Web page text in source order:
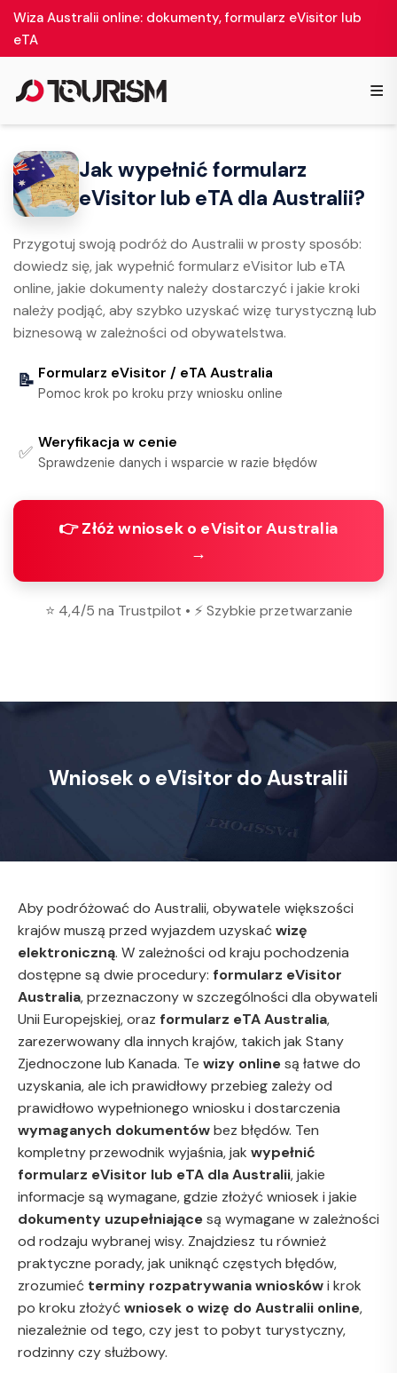
Wiza Australii online: dokumenty, formularz eVisitor lub
eTA
≡
Jak wypełnić formularz
eVisitor lub eTA dla Australii?
Przygotuj swoją podróż do Australii w prosty sposób:
dowiedz się, jak wypełnić formularz eVisitor lub eTA
online, jakie dokumenty należy dostarczyć i jakie kroki
należy podjąć, aby szybko uzyskać wizę turystyczną lub
biznesową w zależności od obywatelstwa.
📝 Formularz eVisitor / eTA Australia
Pomoc krok po kroku przy wniosku online
✅ Weryfikacja w cenie
Sprawdzenie danych i wsparcie w razie błędów
👉 Złóż wniosek o eVisitor Australia
→
⭐ 4,4/5 na Trustpilot • ⚡ Szybkie przetwarzanie
Wniosek o eVisitor do Australii
Aby podróżować do Australii, obywatele większości
krajów muszą przed wyjazdem uzyskaćwizę
elektroniczną. W zależności od kraju pochodzenia
dostępne są dwie procedury: formularz eVisitor
Australia, przeznaczony w szczególności dla obywateli
Unii Europejskiej, oraz formularz eTA Australia,
zarezerwowany dla innych krajów, takich jak Stany
Zjednoczone lub Kanada. Te wizy onlinesą łatwe do
uzyskania, ale ich prawidłowy przebieg zależy od
prawidłowo wypełnionego wniosku i dostarczenia
wymaganych dokumentówbez błędów. Ten
kompletny przewodnik wyjaśnia, jak wypełnić
formularz eVisitor lub eTA dla Australii, jakie
informacje są wymagane, gdzie złożyć wniosek i jakie
dokumenty uzupełniającesą wymagane w zależności
od rodzaju wybranej wisy. Znajdziesz tu również
praktyczne porady, jak uniknąć częstych błędów,
zrozumieć terminy rozpatrywania wnioskówi krok
po kroku złożyćwniosek o wizę do Australii online,
niezależnie od tego, czy jest to pobyt turystyczny,
rodzinny czy służbowy.